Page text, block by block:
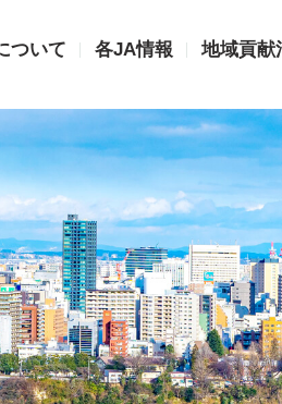
ついて 各JA情報 地域貢献